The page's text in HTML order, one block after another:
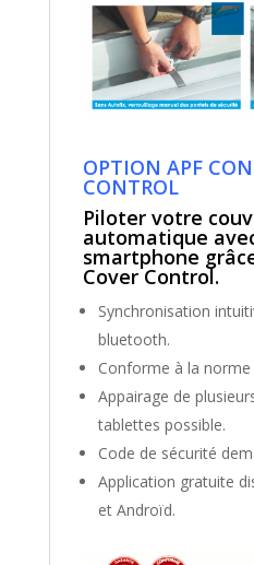
OPTION APF
CONTROL
Piloter votre
automatique
smartphone
Cover Control.
Synchronisation
bluetooth.
Conforme à la norme
Appairage de
tablettes possible.
Code de sécurité
Application gratuite
et Androïd.